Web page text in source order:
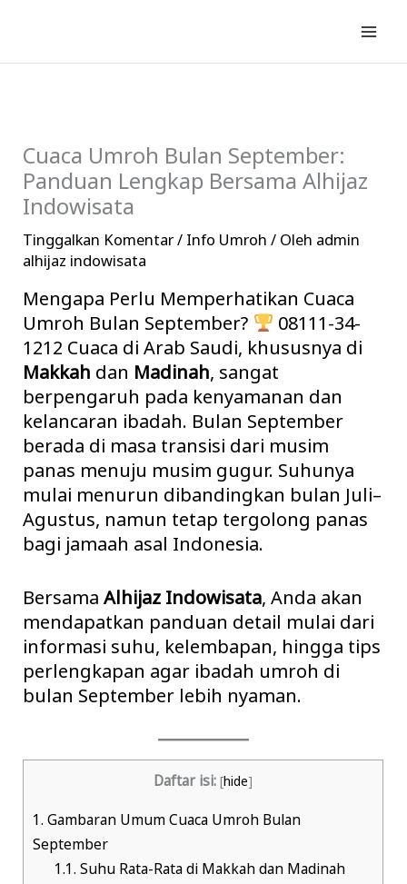
konten
Cuaca Umroh Bulan September:
Panduan Lengkap Bersama Alhijaz
Indowisata
Tinggalkan Komentar/ Info Umroh / Oleh admin
alhijaz indowisata
Mengapa Perlu Memperhatikan Cuaca
Umroh Bulan September?
08111-34-
1212 Cuaca di Arab Saudi, khususnya di
Makkah dan Madinah, sangat
berpengaruh pada kenyamanan dan
kelancaran ibadah. Bulan September
berada di masa transisi dari musim
panas menuju musim gugur. Suhunya
mulai menurun dibandingkan bulan Juli–
Agustus, namun tetap tergolong panas
bagi jamaah asal Indonesia.
BersamaAlhijaz Indowisata, Anda akan
mendapatkan panduan detail mulai dari
informasi suhu, kelembapan, hingga tips
perlengkapan agar ibadah umroh di
bulan September lebih nyaman.
Daftar isi: [hide]
1. Gambaran Umum Cuaca Umroh Bulan
September
1.1. Suhu Rata-Rata di Makkah dan Madinah